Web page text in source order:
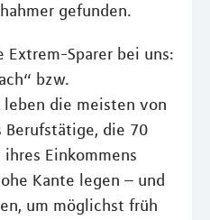
gefunden.
Sparer bei uns:
bzw.
leben die meisten von
Berufstätige, die 70
Einkommens
Kante legen – und
um möglichst früh